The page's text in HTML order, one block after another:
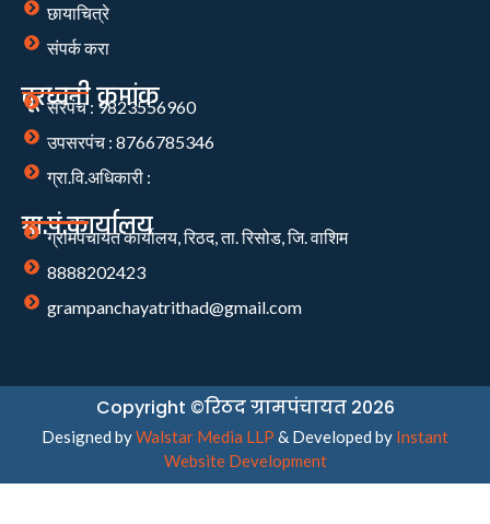
छायाचित्रे
संपर्क करा
दूरध्वनी क्रमांक
सरपंच : 9823556960
उपसरपंच : 8766785346
ग्रा.वि.अधिकारी :
ग्रा.पं.कार्यालय
ग्रामपंचायत कार्यालय, रिठद, ता. रिसोड, जि. वाशिम
8888202423
grampanchayatrithad@gmail.com
Copyright ©रिठद ग्रामपंचायत 2026
Designed byWalstar Media LLP & Developed by Instant
Website Development